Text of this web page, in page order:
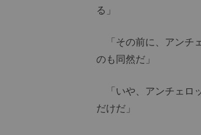
る」
「その前に、アンチ
のも同然だ」
「いや、アンチェロ
だけだ」